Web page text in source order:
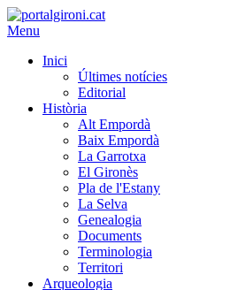
Menu
Inici
Últimes notícies
Editorial
Història
Alt Empordà
Baix Empordà
La Garrotxa
El Gironès
Pla de l'Estany
La Selva
Genealogia
Documents
Terminologia
Territori
Arqueologia